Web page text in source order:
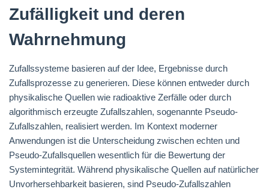
Zufälligkeit und deren
Wahrnehmung
Zufallssysteme basieren auf der Idee, Ergebnisse durch
Zufallsprozesse zu generieren. Diese können entweder durch
physikalische Quellen wie radioaktive Zerfälle oder durch
algorithmisch erzeugte Zufallszahlen, sogenannte Pseudo-
Zufallszahlen, realisiert werden. Im Kontext moderner
Anwendungen ist die Unterscheidung zwischen echten und
Pseudo-Zufallsquellen wesentlich für die Bewertung der
Systemintegrität. Während physikalische Quellen auf natürlicher
Unvorhersehbarkeit basieren, sind Pseudo-Zufallszahlen